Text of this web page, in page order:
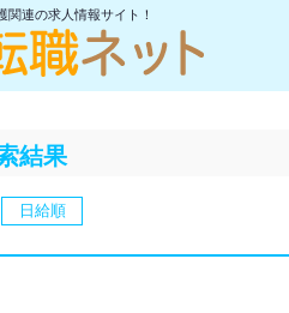
連の求人情報サイト！
結果
日給順